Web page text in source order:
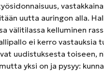
uutta auringon alla.
välitilassa kelluminen
ei kerro
uudistuksesta toiseen,
yksi on ja pysyy: